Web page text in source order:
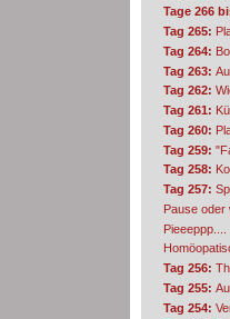
Tage 266
Tag 265:
Tag 264:
Tag 263:
Tag 262:
Tag 261:
Tag 260:
Tag 259:
Tag 258:
Tag 257:
Pause oder
Pieeeppp....
Tag 256:
Tag 255:
Tag 254: